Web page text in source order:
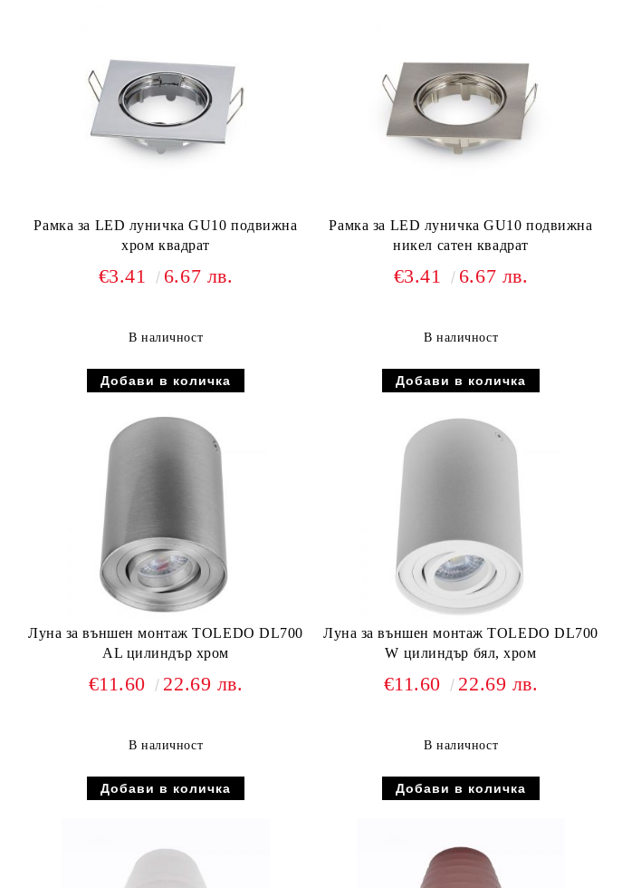
Рамка за LED луничка GU10 подвижна
хром квадрат
€3.41 6.67 лв.
В наличност
Рамка за LED луничка GU10 подвижна
никел сатен квадрат
€3.41 6.67 лв.
В наличност
Луна за външен монтаж TOLEDO DL700
AL цилиндър хром
€11.60 22.69 лв.
В наличност
Луна за външен монтаж TOLEDO DL700
W цилиндър бял, хром
€11.60 22.69 лв.
В наличност